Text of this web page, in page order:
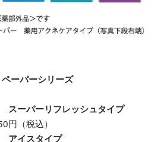
ーパーシリーズ
スーパーリフレッシュタイプ
円（税込）
アイスタイプ